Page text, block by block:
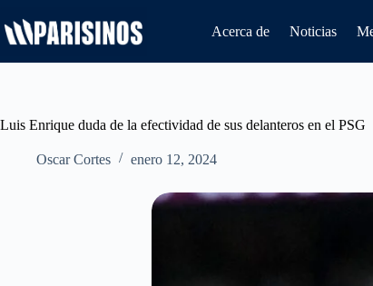
al
contenido
Acerca de Noticias
Luis Enrique duda de la efectividad de sus delanteros en el PSG
Oscar Cortes enero 12, 2024